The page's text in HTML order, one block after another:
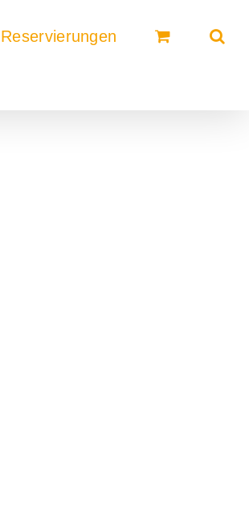
Reservierungen